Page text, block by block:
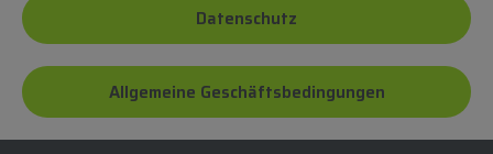
Datenschutz
Allgemeine Geschäftsbedingungen